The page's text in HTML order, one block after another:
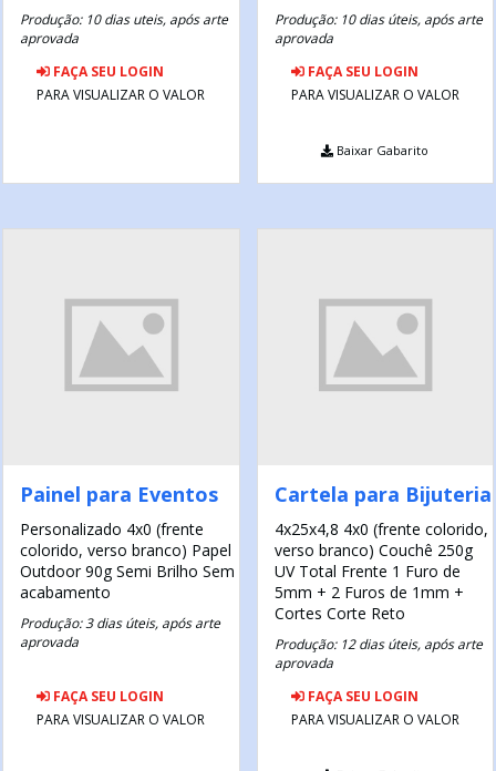
Produção: 10 dias uteis, após arte
aprovada
FAÇA SEU LOGIN
PARA VISUALIZAR O VALOR
Produção: 10 dias úteis, após arte
aprovada
FAÇA SEU LOGIN
PARA VISUALIZAR O VALOR
Baixar Gabarito
Painel para Eventos
Personalizado 4x0 (frente
colorido, verso branco) Papel
Outdoor 90g Semi Brilho Sem
acabamento
Produção: 3 dias úteis, após arte
aprovada
FAÇA SEU LOGIN
PARA VISUALIZAR O VALOR
Cartela para Bijuteria
4x25x4,8 4x0 (frente colorido,
verso branco) Couchê 250g
UV Total Frente 1 Furo de
5mm + 2 Furos de 1mm +
Cortes Corte Reto
Produção: 12 dias úteis, após arte
aprovada
FAÇA SEU LOGIN
PARA VISUALIZAR O VALOR